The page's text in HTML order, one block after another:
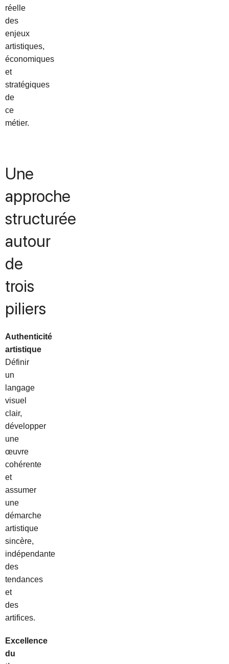
réelle
des
enjeux
artistiques,
économiques
et
stratégiques
de
ce
métier.
Une
approche
structurée
autour
de
trois
piliers
Authenticité
artistique
Définir
un
langage
visuel
clair,
développer
une
œuvre
cohérente
et
assumer
une
démarche
artistique
sincère,
indépendante
des
tendances
et
des
artifices.
Excellence
du